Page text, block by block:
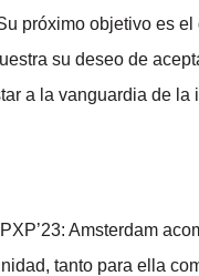
próximo objetivo es el
su deseo de
a la vanguardia de
Amsterdam
tanto para ella